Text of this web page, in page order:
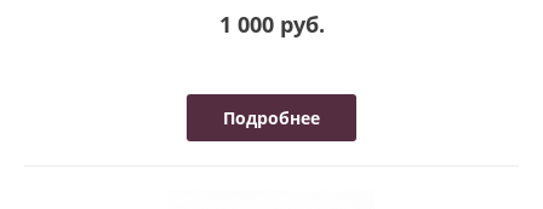
1 000 руб.
Подробнее